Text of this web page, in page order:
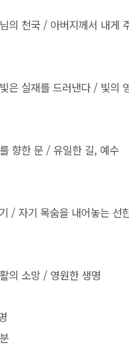
의 천국 / 아버지께서 내게
빛은 실재를 드러낸다/ 빛의
향한 문 / 유일한 길, 예수
/자기 목숨을 내어놓는 선
의 소망 / 영원한 생명